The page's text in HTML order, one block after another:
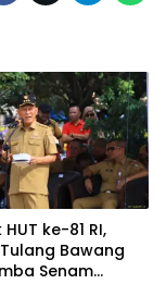
ke-81 RI,
Bawang
Senam